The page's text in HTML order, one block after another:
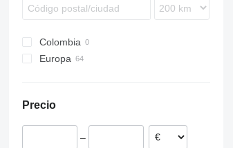
Colombia
Europa
Precio
–